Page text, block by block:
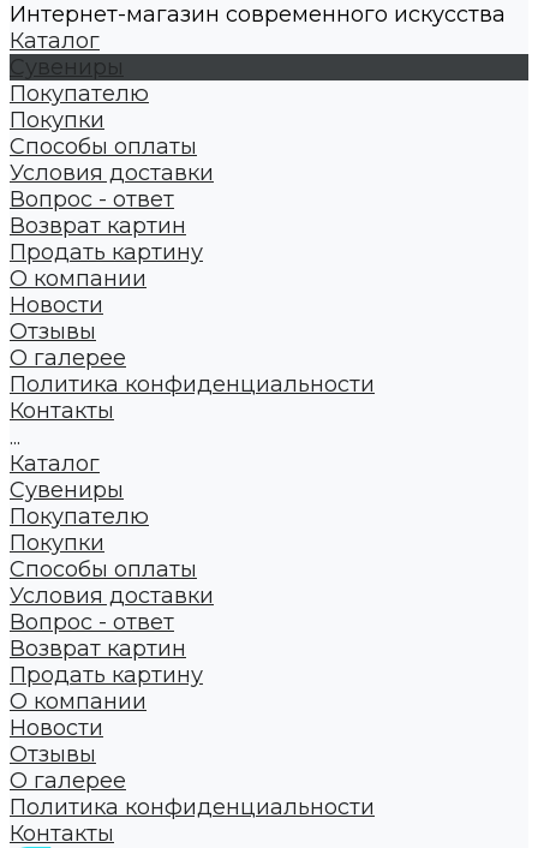
Интернет-магазин современного искусства
Каталог
Сувениры
Покупателю
Покупки
Способы оплаты
Условия доставки
Вопрос - ответ
Возврат картин
Продать картину
О компании
Новости
Отзывы
О галерее
Политика конфиденциальности
Контакты
...
Каталог
Сувениры
Покупателю
Покупки
Способы оплаты
Условия доставки
Вопрос - ответ
Возврат картин
Продать картину
О компании
Новости
Отзывы
О галерее
Политика конфиденциальности
Контакты